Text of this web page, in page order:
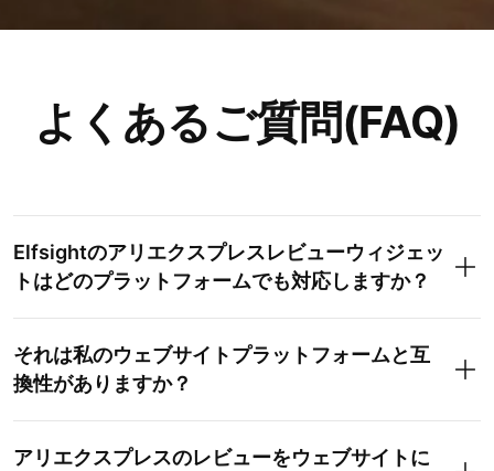
よくあるご質問(FAQ)
Elfsightのアリエクスプレスレビューウィジェッ
トはどのプラットフォームでも対応しますか？
それは私のウェブサイトプラットフォームと互
換性がありますか？
アリエクスプレスのレビューをウェブサイトに